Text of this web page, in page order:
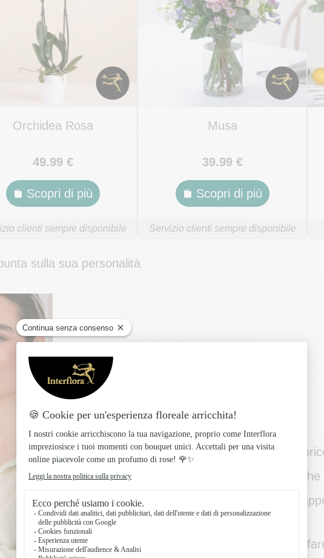
Orchidea Rosa
49.99 €
Scopri di più
clienti sempre disponibile
Musa
39.99 €
Scopri di più
Servizio clienti sempre disponibile
sulla sua personalità
Alcune donne sono esigenti, non per
particolari. La sfida? Trovare un regalo
alla loro personalità. Non potranno che
Se conosci bene la donna a cui desideri